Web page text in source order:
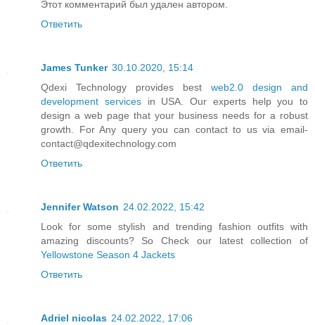
Этот комментарий был удален автором.
Ответить
James Tunker 30.10.2020, 15:14
Qdexi Technology provides best web2.0 design and
development services in USA. Our experts help you to
design a web page that your business needs for a robust
growth. For Any query you can contact to us via email-
contact@qdexitechnology.com
Ответить
Jennifer Watson 24.02.2022, 15:42
Look for some stylish and trending fashion outfits with
amazing discounts? So Check our latest collection of
Yellowstone Season 4 Jackets
Ответить
Adriel nicolas 24.02.2022, 17:06